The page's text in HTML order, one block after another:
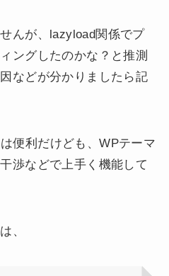
んが、lazyload関係でプ
ングしたのかな？と推測
などが分かりましたら記
便利だけども、WPテーマ
渉などで上手く機能して
、